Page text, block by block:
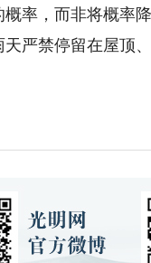
率，而非将概率
严禁停留在屋顶